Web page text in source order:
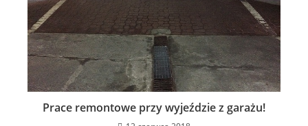
Prace remontowe przy wyjeździe z garażu!